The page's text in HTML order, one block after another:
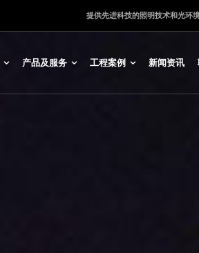
提供先进科技的照明技术和光环
产品及服务 工程案例 新闻资讯